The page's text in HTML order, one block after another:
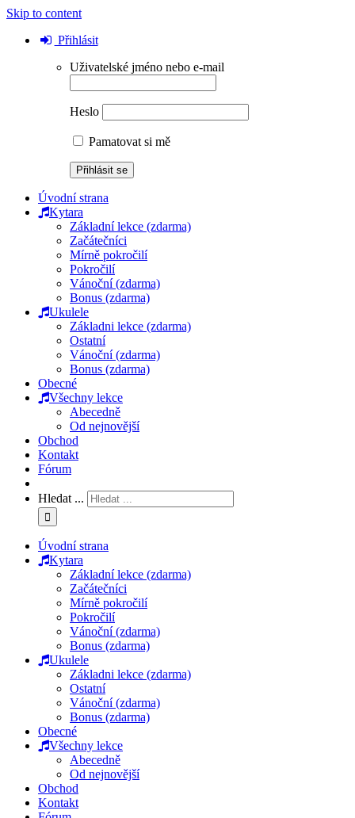
Skip to content
Přihlásit
Uživatelské jméno nebo e-mail
Heslo
Pamatovat si mě
Úvodní strana
Kytara
Základní lekce (zdarma)
Začátečníci
Mírně pokročilí
Pokročilí
Vánoční (zdarma)
Bonus (zdarma)
Ukulele
Základni lekce (zdarma)
Ostatní
Vánoční (zdarma)
Bonus (zdarma)
Obecné
Všechny lekce
Abecedně
Od nejnovější
Obchod
Kontakt
Fórum
Hledat ...
Úvodní strana
Kytara
Základní lekce (zdarma)
Začátečníci
Mírně pokročilí
Pokročilí
Vánoční (zdarma)
Bonus (zdarma)
Ukulele
Základni lekce (zdarma)
Ostatní
Vánoční (zdarma)
Bonus (zdarma)
Obecné
Všechny lekce
Abecedně
Od nejnovější
Obchod
Kontakt